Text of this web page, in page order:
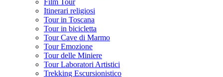
Film Tour
Itinerari religiosi
Tour in Toscana
Tour in bicicletta
Tour Cave di Marmo
Tour Emozione
Tour delle Miniere
Tour Laboratori Artistici
Trekking Escursionistico